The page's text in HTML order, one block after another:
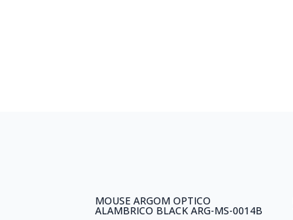
MOUSE ARGOM OPTICO
ALAMBRICO BLACK ARG-MS-0014B